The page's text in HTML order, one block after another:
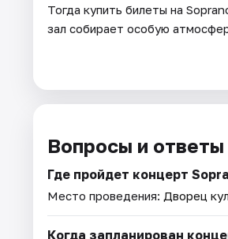
Тогда купить билеты на
зал собирает особую
Вопросы и ответы
Где пройдет концерт
Место проведения: Дворец
Когда запланирован